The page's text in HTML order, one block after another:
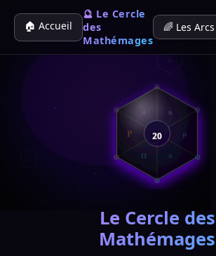
μ
Ω
μ
🏠 Accueil
🔮 Le Cercle
des
Mathémages
🌈 Les Arcs
20
n
μ
≈
Ω
P
σ
Le Cercle des
Mathémages